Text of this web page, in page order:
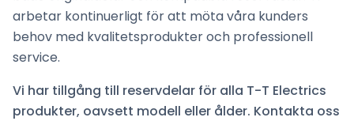
arbetar kontinuerligt för att möta våra kunders
behov med kvalitetsprodukter och professionell
service.
Vi har tillgång till reservdelar för alla T-T Electrics
produkter, oavsett modell eller ålder. Kontakta oss